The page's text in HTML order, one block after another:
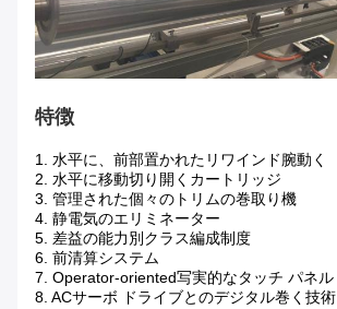
特徴
1. 水平に、前部置かれたリワインド腕動く
2. 水平に移動切り開くカートリッジ
3. 管理された個々のトリムの巻取り機
4. 静電気のエリミネーター
5. 差益の能力別クラス編成制度
6. 前清算システム
7. Operator-oriented写実的なタッチ パネル
8. ACサーボ ドライブとのデジタル巻く技術